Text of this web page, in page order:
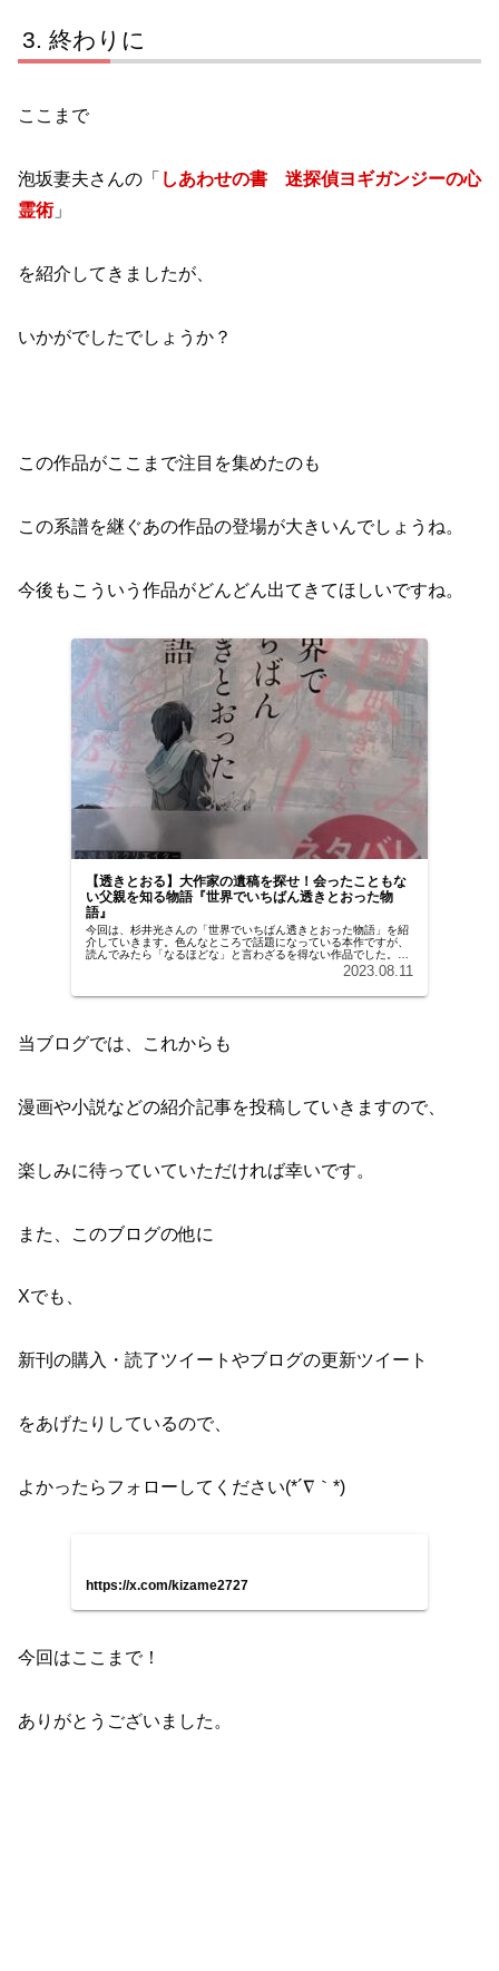
終わりに
ここまで
泡坂妻夫さんの「 しあわせの書 迷探偵ヨギガンジーの心
霊術」
を紹介してきましたが、
いかがでしたでしょうか？
この作品がここまで注目を集めたのも
この系譜を継ぐあの作品の登場が大きいんでしょうね。
今後もこういう作品がどんどん出てきてほしいですね。
【透きとおる】大作家の遺稿を探せ！会ったこともな
い父親を知る物語『世界でいちばん透きとおった物
語』
今回は、杉井光さんの「世界でいちばん透きとおった物語」を紹
介していきます。色んなところで話題になっている本作ですが、
読んでみたら「なるほどな」と言わざるを得ない作品でした。悪
いことは言わないので、まず作品を読んでみてください。2023.08.11
当ブログでは、これからも
漫画や小説などの紹介記事を投稿していきますので、
楽しみに待っていていただければ幸いです。
また、このブログの他に
Xでも、
新刊の購入・読了ツイートやブログの更新ツイート
をあげたりしているので、
よかったらフォローしてください(*´∇｀*)
https://x.com/kizame2727
今回はここまで！
ありがとうございました。